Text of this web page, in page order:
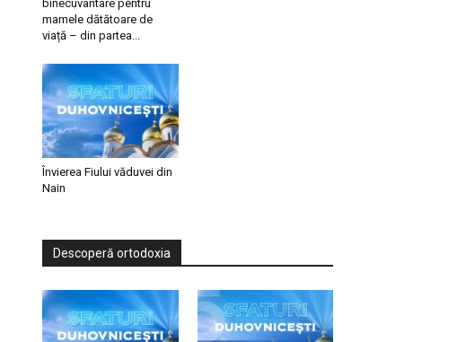
binecuvântare pentru
mamele dătătoare de
viață – din partea...
Învierea Fiului văduvei din
Nain
Descoperă ortodoxia